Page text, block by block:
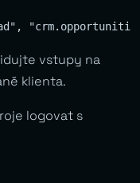
vstupy na
klienta.
logovat s